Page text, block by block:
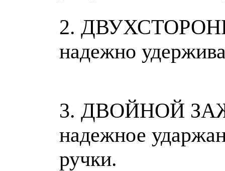
2.
надежно
3. ДВОЙНОЙ
надежное
ручки.